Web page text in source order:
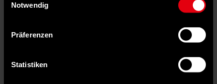
Notwendig
Präferenzen
Statistiken